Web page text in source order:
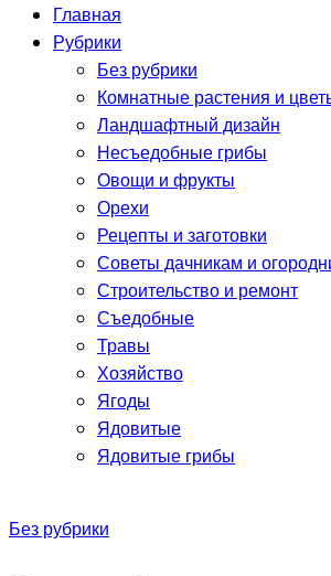
Главная
Рубрики
Без рубрики
Комнатные растения и
Ландшафтный дизайн
Несъедобные грибы
Овощи и фрукты
Орехи
Рецепты и заготовки
Советы дачникам и
Строительство и ремонт
Съедобные
Травы
Хозяйство
Ягоды
Ядовитые
Ядовитые грибы
Без рубрики